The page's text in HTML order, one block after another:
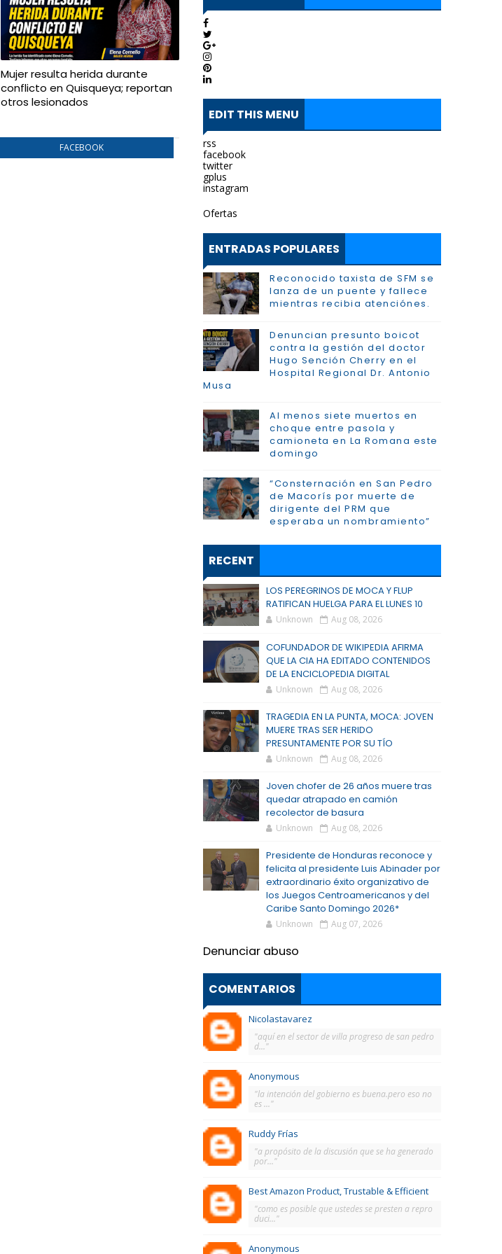
Mujer resulta herida durante
conflicto en Quisqueya; reportan
otros lesionados
FACEBOOK
EDIT THIS MENU
rss
facebook
twitter
gplus
instagram
Ofertas
ENTRADAS POPULARES
Reconocido taxista de SFM se
lanza de un puente y fallece
mientras recibia atenciónes.
Denuncian presunto boicot
contra la gestión del doctor
Hugo Sención Cherry en el
Hospital Regional Dr. Antonio
Musa
Al menos siete muertos en
choque entre pasola y
camioneta en La Romana este
domingo
“Consternación en San Pedro
de Macorís por muerte de
dirigente del PRM que
esperaba un nombramiento”
RECENT
LOS PEREGRINOS DE MOCA Y FLUP
RATIFICAN HUELGA PARA EL LUNES 10
Unknown Aug 08, 2026
COFUNDADOR DE WIKIPEDIA AFIRMA
QUE LA CIA HA EDITADO CONTENIDOS
DE LA ENCICLOPEDIA DIGITAL
Unknown Aug 08, 2026
TRAGEDIA EN LA PUNTA, MOCA: JOVEN
MUERE TRAS SER HERIDO
PRESUNTAMENTE POR SU TÍO
Unknown Aug 08, 2026
Joven chofer de 26 años muere tras
quedar atrapado en camión
recolector de basura
Unknown Aug 08, 2026
Presidente de Honduras reconoce y
felicita al presidente Luis Abinader por
extraordinario éxito organizativo de
los Juegos Centroamericanos y del
Caribe Santo Domingo 2026*
Unknown Aug 07, 2026
Denunciar abuso
COMENTARIOS
Nicolastavarez
"aquí en el sector de villa progreso de san pedro
d..."
Anonymous
"la intención del gobierno es buena.pero eso no
es ..."
Ruddy Frías
"a propósito de la discusión que se ha generado
por..."
Best Amazon Product, Trustable & Efficient
"como es posible que ustedes se presten a repro
duci..."
Anonymous